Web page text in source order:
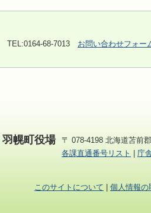
TEL:0164-68-7013 お問い合わせフォー
羽幌町役場
〒 078-4198 北海道苫前
各課直通番号リスト
庁
このサイトについて 個人情報の